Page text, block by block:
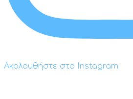
Ακολουθήστε στο Instagram